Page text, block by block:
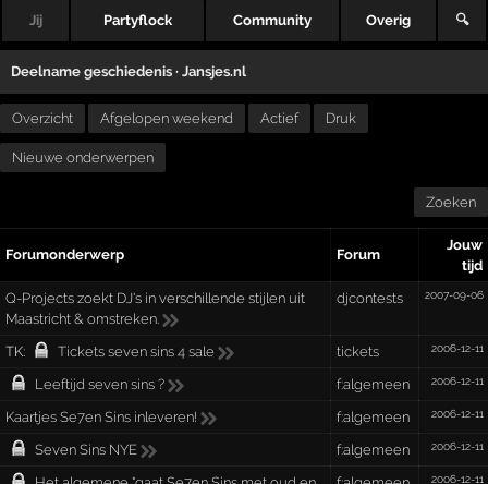
Jij Partyflock Community Overig 🔍
Deelname geschiedenis ·Jansjes.nl
Overzicht Afgelopen weekend Actief Druk
Nieuwe onderwerpen
Zoeken
Forumonderwerp Forum
Jouw
tijd
Q-Projects zoekt DJ's in verschillende stijlen uit
Maastricht & omstreken.
djcontests 2007-09-06
TK: Tickets seven sins 4 sale tickets 2006-12-11
Leeftijd seven sins ? f:algemeen 2006-12-11
Kaartjes Se7en Sins inleveren! f:algemeen 2006-12-11
Seven Sins NYE f:algemeen 2006-12-11
2006-12-11